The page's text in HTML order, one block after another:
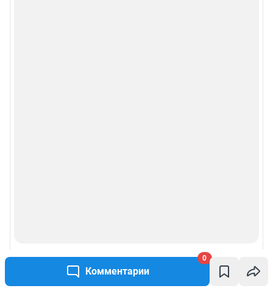
Комментарии
0